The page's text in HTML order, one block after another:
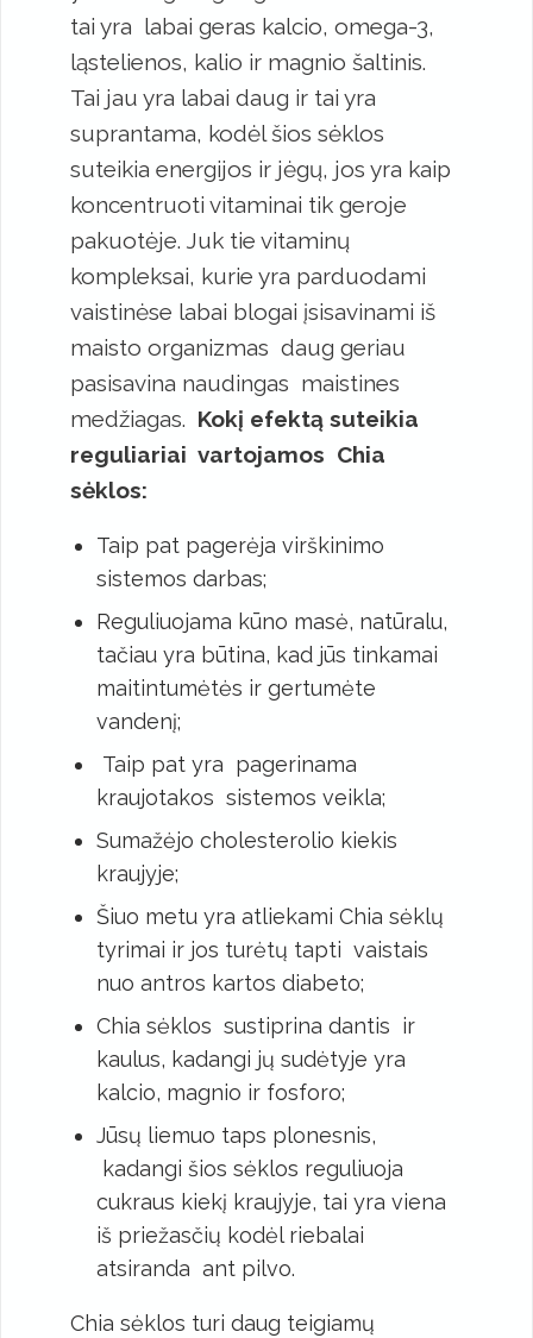
tai yra labai geras kalcio, omega-3,
ląstelienos, kalio ir magnio šaltinis.
Tai jau yra labai daug ir tai yra
suprantama, kodėl šios sėklos
suteikia energijos ir jėgų, jos yra kaip
koncentruoti vitaminai tik geroje
pakuotėje. Juk tie vitaminų
kompleksai, kurie yra parduodami
vaistinėse labai blogai įsisavinami iš
maisto organizmas daug geriau
pasisavina naudingas maistines
medžiagas. Kokį efektą suteikia
reguliariai vartojamos Chia
sėklos:
Taip pat pagerėja virškinimo
sistemos darbas;
Reguliuojama kūno masė, natūralu,
tačiau yra būtina, kad jūs tinkamai
maitintumėtės ir gertumėte
vandenį;
Taip pat yra pagerinama
kraujotakos sistemos veikla;
Sumažėjo cholesterolio kiekis
kraujyje;
Šiuo metu yra atliekami Chia sėklų
tyrimai ir jos turėtų tapti vaistais
nuo antros kartos diabeto;
Chia sėklos sustiprina dantis ir
kaulus, kadangi jų sudėtyje yra
kalcio, magnio ir fosforo;
Jūsų liemuo taps plonesnis,
kadangi šios sėklos reguliuoja
cukraus kiekį kraujyje, tai yra viena
iš priežasčių kodėl riebalai
atsiranda ant pilvo.
Chia sėklos turi daug teigiamų